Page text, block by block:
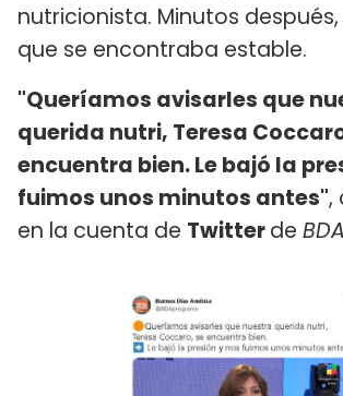
nutricionista. Minutos
que se encontraba estable.
"Queríamos avisarles que
querida nutri, Teresa
encuentra bien. Le bajó la
fuimos unos minutos antes",
en la cuenta de Twitterde BDA